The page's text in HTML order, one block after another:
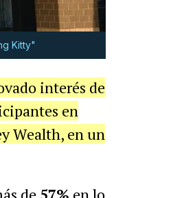
Kitty"
interés de
en
Wealth, en un